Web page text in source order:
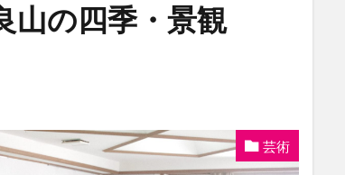
山の四季・景観
芸術